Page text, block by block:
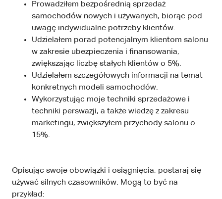
Prowadziłem bezpośrednią sprzedaż
samochodów nowych i używanych, biorąc pod
uwagę indywidualne potrzeby klientów.
Udzielałem porad potencjalnym klientom salonu
w zakresie ubezpieczenia i finansowania,
zwiększając liczbę stałych klientów o 5%.
Udzielałem szczegółowych informacji na temat
konkretnych modeli samochodów.
Wykorzystując moje techniki sprzedażowe i
techniki perswazji, a także wiedzę z zakresu
marketingu, zwiększyłem przychody salonu o
15%.
Opisując swoje obowiązki i osiągnięcia, postaraj się
używać silnych czasowników. Mogą to być na
przykład: